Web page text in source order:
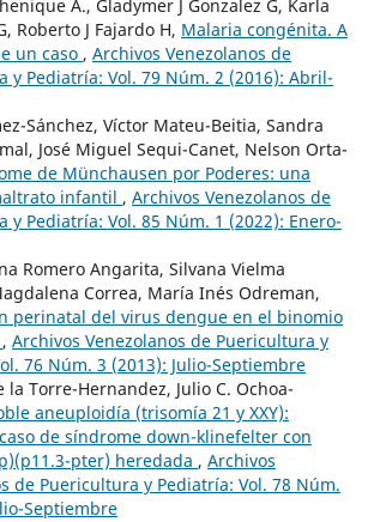
A., Gladymer J Gonzalez G, Karla
Roberto J Fajardo H, Malaria congénita. A
un caso , Archivos Venezolanos de
y Pediatría: Vol. 79 Núm. 2 (2016): Abril-
Sánchez, Víctor Mateu-Beitia, Sandra
José Miguel Sequi-Canet, Nelson Orta-
de Münchausen por Poderes: una
infantil , Archivos Venezolanos de
y Pediatría: Vol. 85 Núm. 1 (2022): Enero-
Romero Angarita, Silvana Vielma
Correa, María Inés Odreman,
perinatal del virus dengue en el binomio
, Archivos Venezolanos de Puericultura y
76 Núm. 3 (2013): Julio-Septiembre
la Torre-Hernandez, Julio C. Ochoa-
aneuploidía (trisomía 21 y XXY):
de síndrome down-klinefelter con
pter) heredada , Archivos
de Puericultura y Pediatría: Vol. 78 Núm.
Septiembre